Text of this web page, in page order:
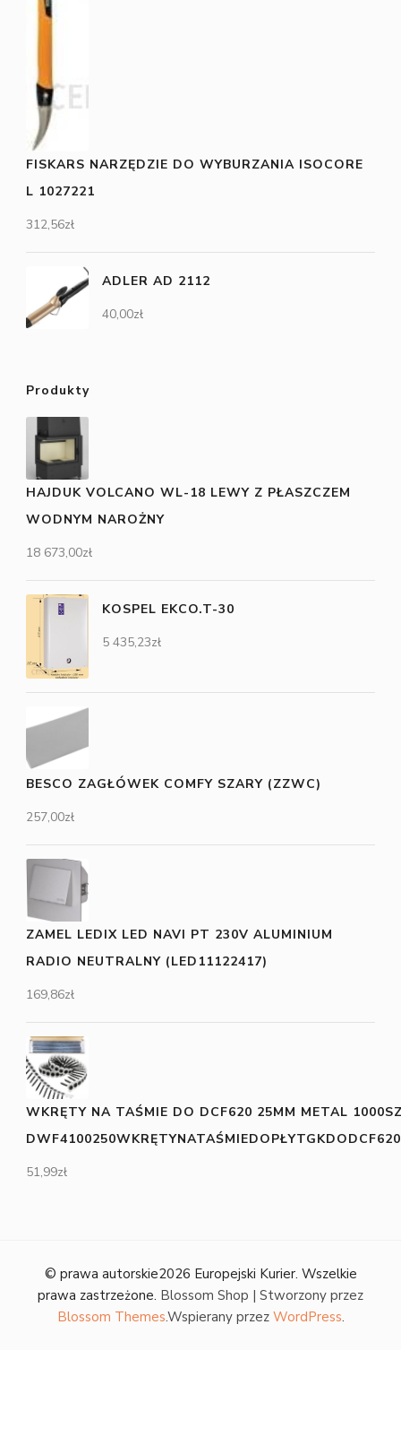
FISKARS NARZĘDZIE DO WYBURZANIA ISOCORE
L 1027221
312,56zł
ADLER AD 2112
40,00zł
Produkty
HAJDUK VOLCANO WL-18 LEWY Z PŁASZCZEM
WODNYM NAROŻNY
18 673,00zł
KOSPEL EKCO.T-30
5 435,23zł
BESCO ZAGŁÓWEK COMFY SZARY (ZZWC)
257,00zł
ZAMEL LEDIX LED NAVI PT 230V ALUMINIUM
RADIO NEUTRALNY (LED11122417)
169,86zł
WKRĘTY NA TAŚMIE DO DCF620 25MM METAL
51,99zł
© prawa autorskie2026 Europejski Kurier. Wszelkie
prawa zastrzeżone. Blossom Shop | Stworzony przez
Blossom Themes.Wspierany przez WordPress.